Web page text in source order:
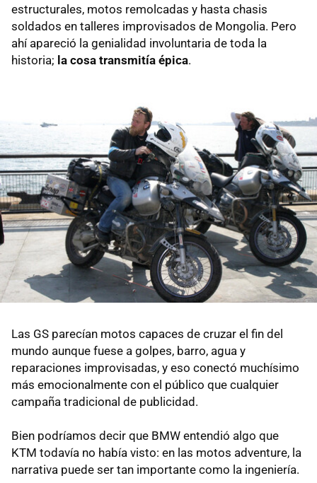
estructurales, motos remolcadas y hasta chasis
soldados en talleres improvisados de Mongolia. Pero
ahí apareció la genialidad involuntaria de toda la
historia; la cosa transmitía épica.
Las GS parecían motos capaces de cruzar el fin del
mundo aunque fuese a golpes, barro, agua y
reparaciones improvisadas, y eso conectó muchísimo
más emocionalmente con el público que cualquier
campaña tradicional de publicidad.
Bien podríamos decir que BMW entendió algo que
KTM todavía no había visto: en las motos adventure, la
narrativa puede ser tan importante como la ingeniería.